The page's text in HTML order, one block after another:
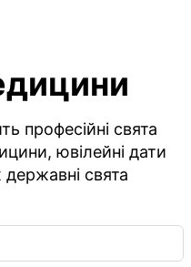
професійні свята
ювілейні дати
свята